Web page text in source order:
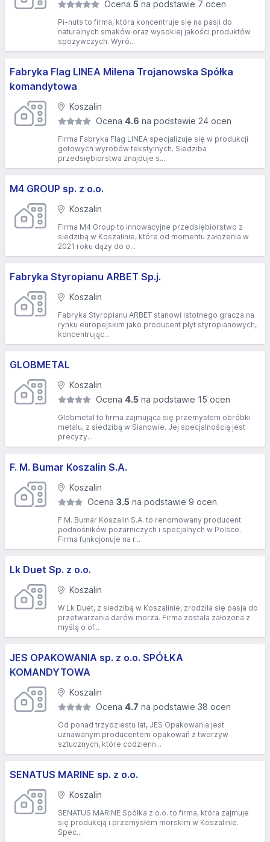
Ocena 5 na podstawie 7 ocen
Pi-nuts to firma, która koncentruje się na pasji do
naturalnych smaków oraz wysokiej jakości produktów
spożywczych. Wyró...
Fabryka Flag LINEA Milena Trojanowska Spółka
komandytowa
Koszalin
Ocena 4.6 na podstawie 24 ocen
Firma Fabryka Flag LINEA specjalizuje się w produkcji
gotowych wyrobów tekstylnych. Siedziba
przedsiębiorstwa znajduje s...
M4 GROUP sp. z o.o.
Koszalin
Firma M4 Group to innowacyjne przedsiębiorstwo z
siedzibą w Koszalinie, które od momentu założenia w
2021 roku dąży do o...
Fabryka Styropianu ARBET Sp.j.
Koszalin
Fabryka Styropianu ARBET stanowi istotnego gracza na
rynku europejskim jako producent płyt styropianowych,
koncentrując...
GLOBMETAL
Koszalin
Ocena 4.5 na podstawie 15 ocen
Globmetal to firma zajmująca się przemysłem obróbki
metalu, z siedzibą w Sianowie. Jej specjalnością jest
precyzy...
F. M. Bumar Koszalin S.A.
Koszalin
Ocena3.5 na podstawie 9 ocen
F.M. Bumar Koszalin S.A. to renomowany producent
podnośników pożarniczych i specjalnych w Polsce.
Firma funkcjonuje na r...
Lk Duet Sp. z o.o.
Koszalin
W Lk Duet, z siedzibą w Koszalinie, zrodziła się pasja do
przetwarzania darów morza. Firma została założona z
myślą o of...
JES OPAKOWANIA sp. z o.o. SPÓŁKA
KOMANDYTOWA
Koszalin
Ocena 4.7 na podstawie 38 ocen
Od ponad trzydziestu lat, JES Opakowania jest
uznawanym producentem opakowań z tworzyw
sztucznych, które codzienn...
SENATUS MARINE sp. z o.o.
Koszalin
SENATUS MARINE Spółka z o.o. to firma, która zajmuje
się produkcją i przemysłem morskim w Koszalinie.
Spec...